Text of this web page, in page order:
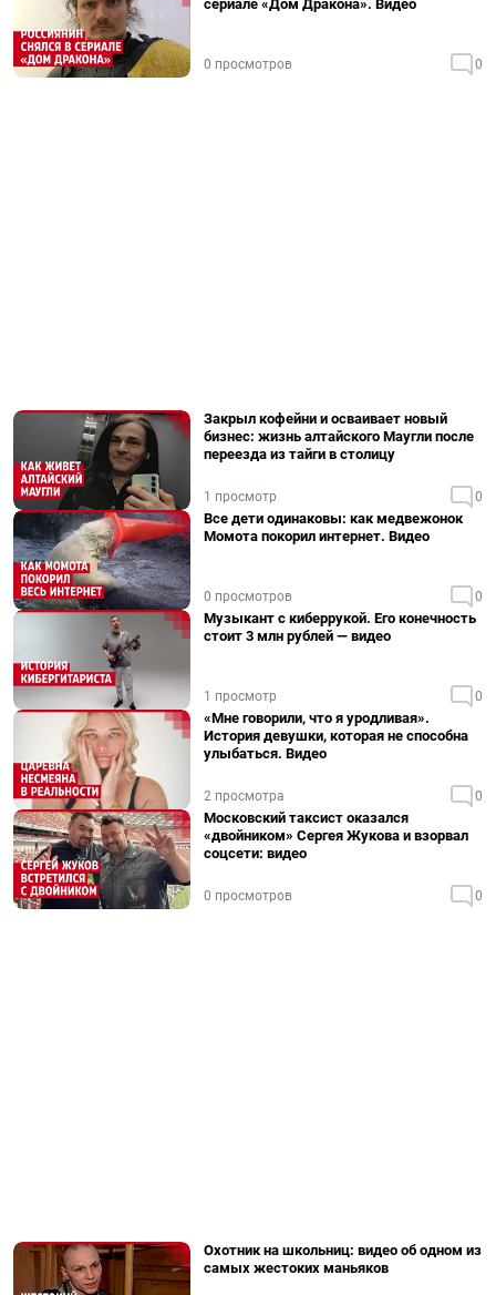
сериале «Дом Дракона». Видео
0 просмотров 0
Закрыл кофейни и осваивает новый
бизнес: жизнь алтайского Маугли после
переезда из тайги в столицу
1 просмотр 0
Все дети одинаковы: как медвежонок
Момота покорил интернет. Видео
0 просмотров 0
Музыкант с киберрукой. Его конечность
стоит 3 млн рублей — видео
1 просмотр 0
«Мне говорили, что я уродливая».
История девушки, которая не способна
улыбаться. Видео
2 просмотра 0
Московский таксист оказался
«двойником» Сергея Жукова и взорвал
соцсети: видео
0 просмотров 0
Охотник на школьниц: видео об одном из
самых жестоких маньяков